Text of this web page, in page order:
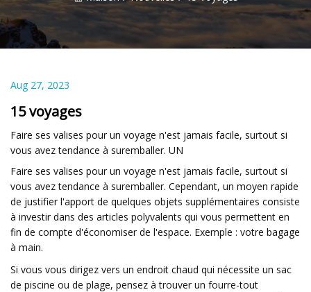
Aug 27, 2023
15 voyages
Faire ses valises pour un voyage n'est jamais facile, surtout si
vous avez tendance à suremballer. UN
Faire ses valises pour un voyage n'est jamais facile, surtout si
vous avez tendance à suremballer. Cependant, un moyen rapide
de justifier l'apport de quelques objets supplémentaires consiste
à investir dans des articles polyvalents qui vous permettent en
fin de compte d'économiser de l'espace. Exemple : votre bagage
à main.
Si vous vous dirigez vers un endroit chaud qui nécessite un sac
de piscine ou de plage, pensez à trouver un fourre-tout